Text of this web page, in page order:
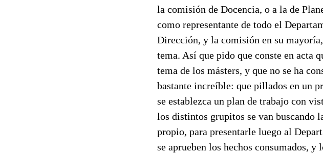
la comisión de Docencia, o a la de
como representante de todo el
Dirección, y la comisión en su
tema. Así que pido que conste en acta
tema de los másters, y que no se ha
bastante increíble: que pillados en un
se establezca un plan de trabajo con
los distintos grupitos se van buscando
propio, para presentarle luego al
se aprueben los hechos consumados,